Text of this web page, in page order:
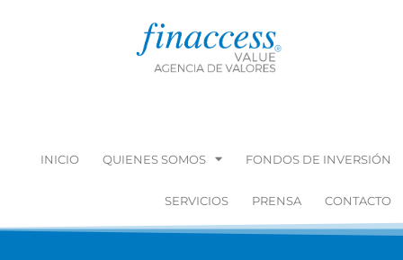
INICIO QUIENES SOMOS FONDOS DE INVERSIÓN
SERVICIOS PRENSA CONTACTO